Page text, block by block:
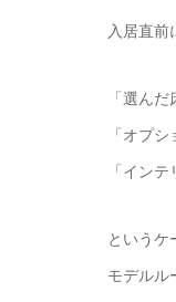
入居直前
「選ん
「オプ
「イン
というケ
モデルル